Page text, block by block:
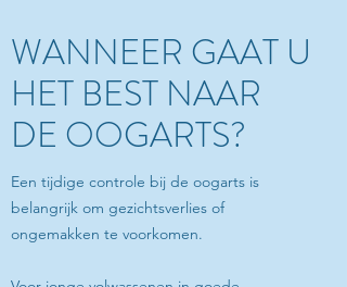
WANNEER GAAT U
HET BEST NAAR
DE OOGARTS?
Een tijdige controle bij de oogarts is
belangrijk om gezichtsverlies of
ongemakken te voorkomen.